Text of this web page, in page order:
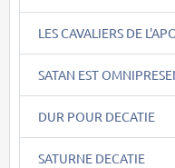
LES CAVALIERS DE
SATAN EST
DUR POUR DECATIE
SATURNE DECATIE